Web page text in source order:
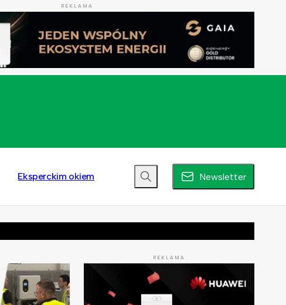
REKLAMA
Eksperckim okiem Newsletter
REKLAMA